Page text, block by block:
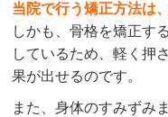
当院で行う矯正方法は
しかも、骨格を矯正す
しているため、軽く押
果が出せるのです。
また、身体のすみずみ